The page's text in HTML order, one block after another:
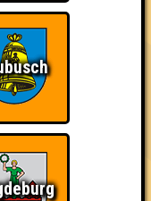
Teil der Oberschicht
So kurz vorm Sieg!